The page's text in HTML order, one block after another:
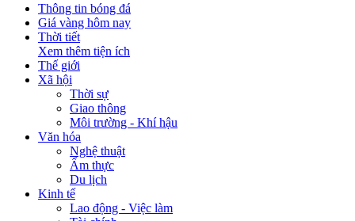
Thông tin bóng đá
Giá vàng hôm nay
Thời tiết
Xem thêm tiện ích
Thế giới
Xã hội
Thời sự
Giao thông
Môi trường - Khí hậu
Văn hóa
Nghệ thuật
Ẩm thực
Du lịch
Kinh tế
Lao động - Việc làm